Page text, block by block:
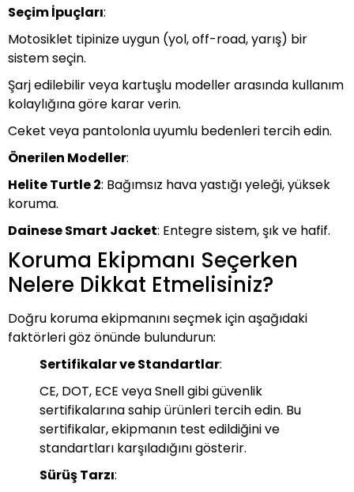
Seçim İpuçları:
Motosiklet tipinize uygun (yol, off-road, yarış) bir
sistem seçin.
Şarj edilebilir veya kartuşlu modeller arasında kullanım
kolaylığına göre karar verin.
Ceket veya pantolonla uyumlu bedenleri tercih edin.
Önerilen Modeller:
Helite Turtle 2: Bağımsız hava yastığı yeleği, yüksek
koruma.
Dainese Smart Jacket: Entegre sistem, şık ve hafif.
Koruma Ekipmanı Seçerken
Nelere Dikkat Etmelisiniz?
Doğru koruma ekipmanını seçmek için aşağıdaki
faktörleri göz önünde bulundurun:
Sertifikalar ve Standartlar:
CE, DOT, ECE veya Snell gibi güvenlik
sertifikalarına sahip ürünleri tercih edin. Bu
sertifikalar, ekipmanın test edildiğini ve
standartları karşıladığını gösterir.
Sürüş Tarzı: